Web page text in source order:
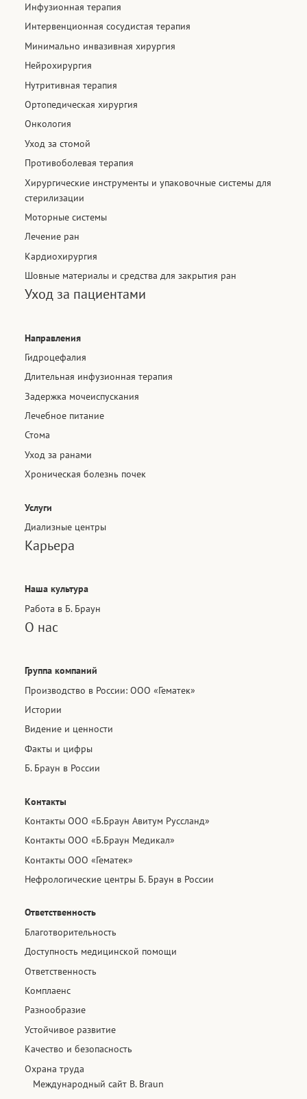
Инфузионная терапия
Интервенционная сосудистая терапия​
Минимально инвазивная хирургия​
Нейрохирургия
Нутритивная терапия​
Ортопедическая хирургия
Онкология
Уход за стомой
Противоболевая терапия
Хирургические инструменты и упаковочные системы для
стерилизации
Моторные системы
Лечение ран
Кардиохирургия
Шовные материалы и средства для закрытия ран​
Уход за пациентами
Направления
Гидроцефалия
Длительная инфузионная терапия
Задержка мочеиспускания
Лечебное питание
Стома
Уход за ранами
Хроническая болезнь почек
Услуги
Диализные центры
Карьера
Наша культура
Работа в Б. Браун
О нас
Группа компаний
Производство в России: ООО «Гематек»
Истории
Видение и ценности
Факты и цифры
Б. Браун в России
Контакты
Контакты ООО «Б.Браун Авитум Руссланд»
Контакты ООО «Б.Браун Медикал»
Контакты ООО «Гематек»
Нефрологические центры Б. Браун в России
Ответственность
Благотворительность
Доступность медицинской помощи​
Ответственность
Комплаенс
Разнообразие​
Устойчивое развитие
Качество и безопасность
Охрана труда
Международный сайт B. Braun